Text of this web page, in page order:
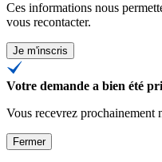
Ces informations nous
vous recontacter.
Je m'inscris
Votre demande a bien été
Vous recevrez
Fermer